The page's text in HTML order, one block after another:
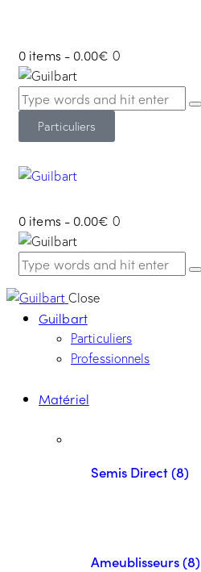
0 items - 0.00€ 0
Particuliers
0 items - 0.00€ 0
Close
Guilbart
Particuliers
Professionnels
Matériel
Semis Direct (8)
Ameublisseurs (8)